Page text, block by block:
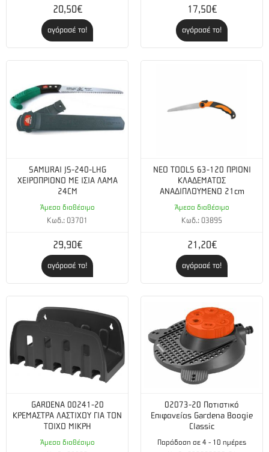
20,50€
αγόρασέ το!
17,50€
αγόρασέ το!
SAMURAI JS-240-LHG
ΧΕΙΡΟΠΡΙΟΝΟ ΜΕ ΙΣΙΑ ΛΑΜΑ
24CM
Άμεσα διαθέσιμο
Κωδ.: 03701
29,90€
αγόρασέ το!
NEO TOOLS 63-120 ΠΡΙΟΝΙ
ΚΛΑΔΕΜΑΤΟΣ
ΑΝΑΔΙΠΛΟΥΜΕΝΟ 21cm
Άμεσα διαθέσιμο
Κωδ.: 03895
21,20€
αγόρασέ το!
GARDENA 00241-20
ΚΡΕΜΑΣΤΡΑ ΛΑΣΤΙΧΟΥ ΓΙΑ ΤΟΝ
ΤΟΙΧΟ ΜΙΚΡΗ
Άμεσα διαθέσιμο
02073-20 Ποτιστικό
Επιφανείας Gardena Boogie
Classic
Παράδοση σε 4 - 10 ημέρες